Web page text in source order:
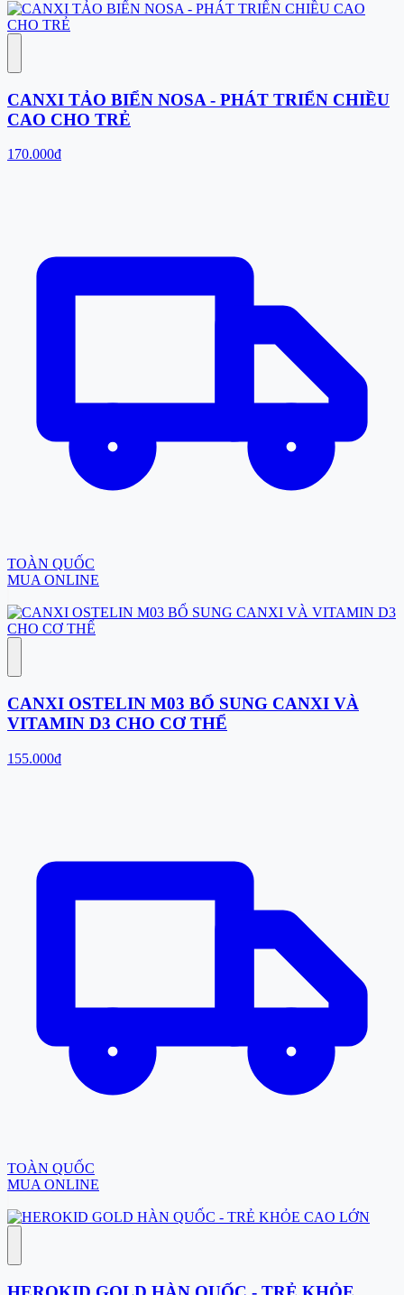
CANXI TẢO BIỂN NOSA - PHÁT TRIỂN CHIỀU
CAO CHO TRẺ
170.000đ
TOÀN QUỐC
MUA ONLINE
CANXI OSTELIN M03 BỔ SUNG CANXI VÀ
VITAMIN D3 CHO CƠ THỂ
155.000đ
TOÀN QUỐC
MUA ONLINE